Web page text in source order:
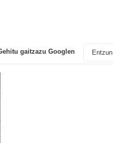
gaitzazu Googlen Entzun